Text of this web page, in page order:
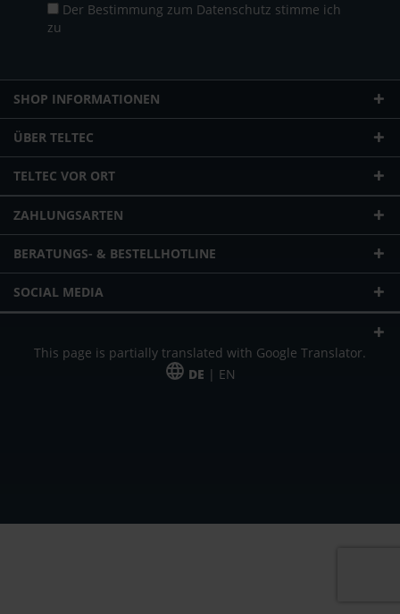
Der Bestimmung zum Datenschutz stimme ich
zu
SHOP INFORMATIONEN
ÜBER TELTEC
TELTEC VOR ORT
ZAHLUNGSARTEN
BERATUNGS- & BESTELLHOTLINE
SOCIAL MEDIA
This page is partially translated with Google Translator.
DE | EN